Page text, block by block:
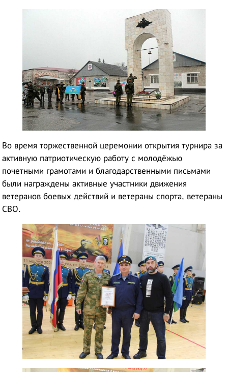
Во время торжественной церемонии открытия турнира за
активную патриотическую работу с молодёжью
почетными грамотами и благодарственными письмами
были награждены активные участники движения
ветеранов боевых действий и ветераны спорта, ветераны
СВО.